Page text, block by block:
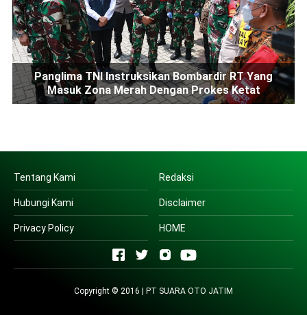
Panglima TNI Instruksikan Bombardir RT Yang
Masuk Zona Merah Dengan Prokes Ketat
Tentang Kami Redaksi
Hubungi Kami Disclaimer
Privacy Policy HOME
Copyright © 2016 | PT SUARA OTO JATIM